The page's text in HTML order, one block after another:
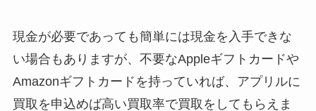
現金が必要であっても簡単には現金を入手できな
い場合もありますが、不要なAppleギフトカードや
Amazonギフトカードを持っていれば、アプリルに
買取を申込めば高い買取率で買取をしてもらえま